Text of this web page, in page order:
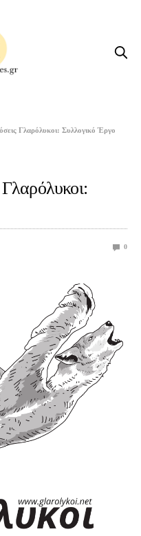
Γλαρόλυκοι: Συλλογικό Έργο
0